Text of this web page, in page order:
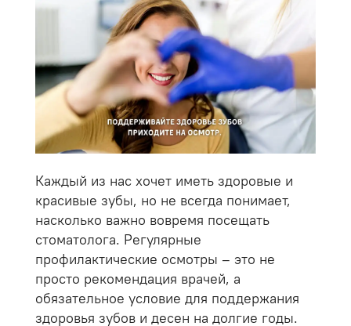
Каждый из нас хочет иметь здоровые и
красивые зубы, но не всегда понимает,
насколько важно вовремя посещать
стоматолога. Регулярные
профилактические осмотры – это не
просто рекомендация врачей, а
обязательное условие для поддержания
здоровья зубов и десен на долгие годы.